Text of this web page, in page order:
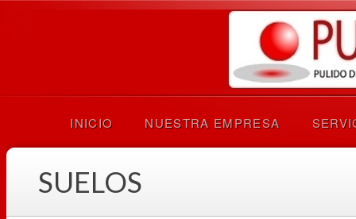
INICIO NUESTRA EMPRESA
SUELOS